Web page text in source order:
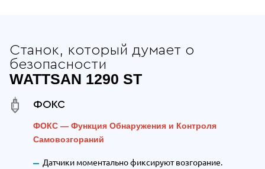
Станок, который думает о
безопасности
WATTSAN 1290 ST
ФОКС
ФОКС — Функция Обнаружения и Контроля
Самовозгораний
Датчики моментально фиксируют возгорание.